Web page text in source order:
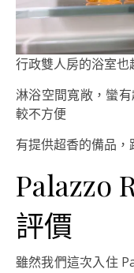
行政雙人房的浴室
淋浴空間寬敞，蠻
較不方便
有提供超香的備品，
Palazzo
評價
雖然我們這次入住